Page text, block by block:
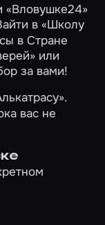
«Вловушке24»
в «Школу
в Стране
или
за вами!
.
вас не